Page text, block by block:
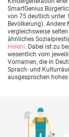
SmartGenius
von 75 deutlich unter
Bevölkerung).
vergleichsweise
ähnliches
Heleni. Dabei ist zu
wesentlich vom
Vornamen, die in
Sprach- und
ausgesprochen